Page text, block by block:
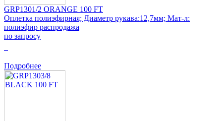
GRP1301/2 ORANGE 100 FT
Оплетка полиэфирная; Диаметр рукава:12,7мм; Мат-л:
полиэфир распродажа
по запросу
Подробнее